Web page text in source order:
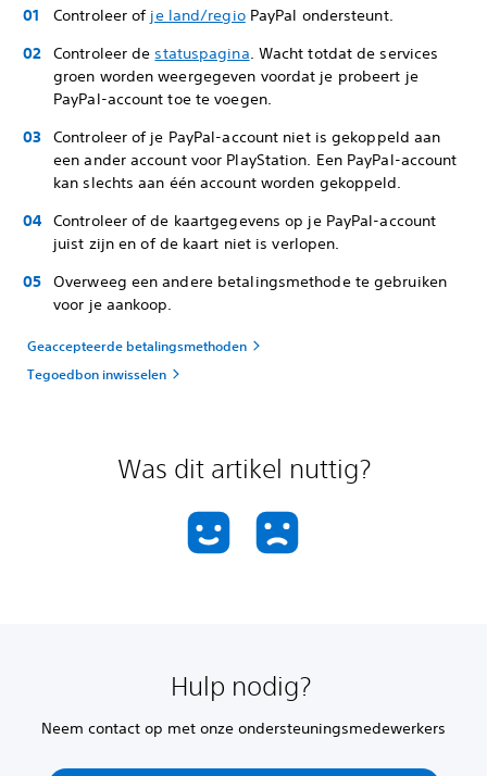
Controleer of je land/regioPayPal ondersteunt.
Controleer destatuspagina. Wacht totdat de services
groen worden weergegeven voordat je probeert je
PayPal-account toe te voegen.
Controleer of je PayPal-account niet is gekoppeld aan
een ander account voor PlayStation. Een PayPal-account
kan slechts aan één account worden gekoppeld.
Controleer of de kaartgegevens op je PayPal-account
juist zijn en of de kaart niet is verlopen.
Overweeg een andere betalingsmethode te gebruiken
voor je aankoop.
Geaccepteerde betalingsmethoden
Tegoedbon inwisselen
Was dit artikel nuttig?
Hulp nodig?
Neem contact op met onze ondersteuningsmedewerkers